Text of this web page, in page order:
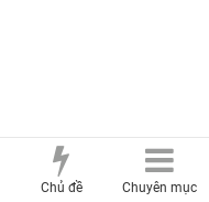
Chủ đề Chuyên mục